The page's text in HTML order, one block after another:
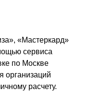
«Мастеркард»
сервиса
по Москве
организаций
расчету.